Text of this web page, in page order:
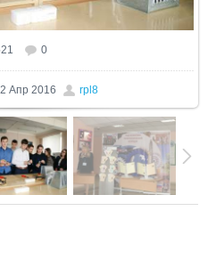
1024x680
0
Апр 2016 rpl8